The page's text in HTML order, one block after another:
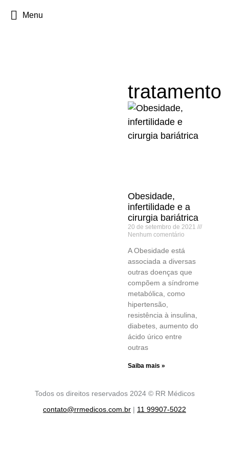
Menu
tratamento
Obesidade,
infertilidade e a
cirurgia bariátrica
20 de setembro de 2021
Nenhum comentário
A Obesidade está
associada a diversas
outras doenças que
compõem a síndrome
metabólica, como
hipertensão,
resistência à insulina,
diabetes, aumento do
ácido úrico entre
outras
Saiba mais »
Todos os direitos reservados 2024 © RR Médicos
contato@rrmedicos.com.br | 11 99907-5022